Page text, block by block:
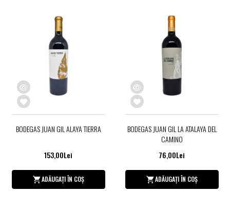
BODEGAS JUAN GIL ALAYA TIERRA
153,00Lei
ADĂUGAȚI ÎN COȘ
BODEGAS JUAN GIL LA ATALAYA DEL
CAMINO
76,00Lei
ADĂUGAȚI ÎN COȘ